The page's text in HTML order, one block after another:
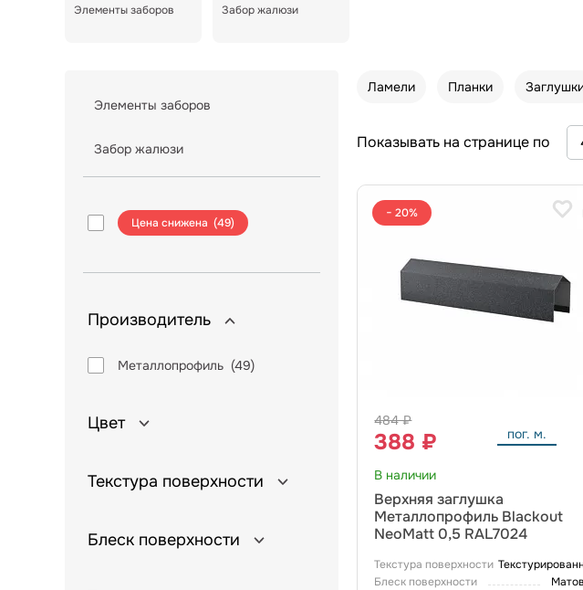
Элементы заборов Забор жалюзи
Элементы заборов
Забор жалюзи
Цена снижена (49)
Производитель
Металлопрофиль (49)
Цвет
Текстура поверхности
Блеск поверхности
Ламели Планки
Показывать на странице по
− 20%
484 ₽
388 ₽ пог. м.
В наличии
Верхняя заглушка
Металлопрофиль Blackout
NeoMatt 0,5 RAL7024
Текстура поверхности
Блеск поверхности